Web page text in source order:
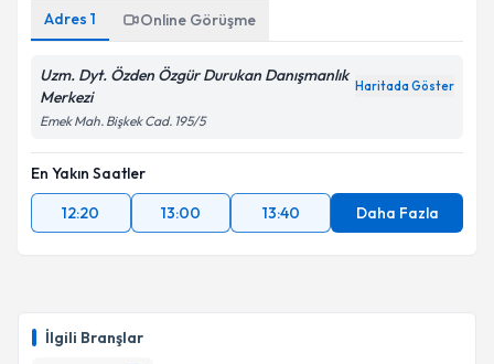
İlgili Branşlar
Adres 1 Online Görüşme
Uzm. Dyt. Özden Özgür Durukan Danışmanlık
Merkezi
Haritada Göster
Emek Mah. Bişkek Cad. 195/5
En Yakın Saatler
12:20
13:00 13:40 Daha Fazla